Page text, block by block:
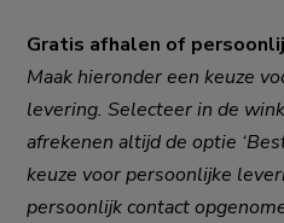
Gratis afhalen of
Maak hieronder een keuze
levering. Selecteer in de
afrekenen altijd de optie
keuze voor persoonlijke
persoonlijk contact